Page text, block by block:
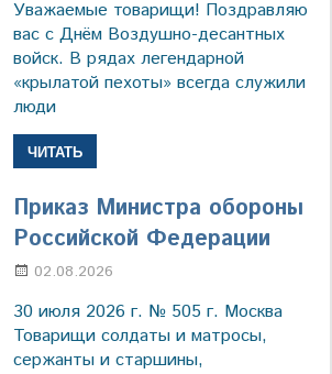
Уважаемые товарищи! Поздравляю
вас с Днём Воздушно-десантных
войск. В рядах легендарной
«крылатой пехоты» всегда служили
люди
ЧИТАТЬ
Приказ Министра обороны
Российской Федерации
02.08.2026
30 июля 2026 г. № 505 г. Москва
Товарищи солдаты и матросы,
сержанты и старшины,